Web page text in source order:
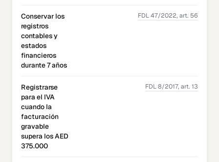
Conservar los
registros
contables y
estados
financieros
durante 7 años
FDL 47/2022, art. 56
Registrarse
para el IVA
cuando la
facturación
gravable
supera los AED
375.000
FDL 8/2017, art. 13